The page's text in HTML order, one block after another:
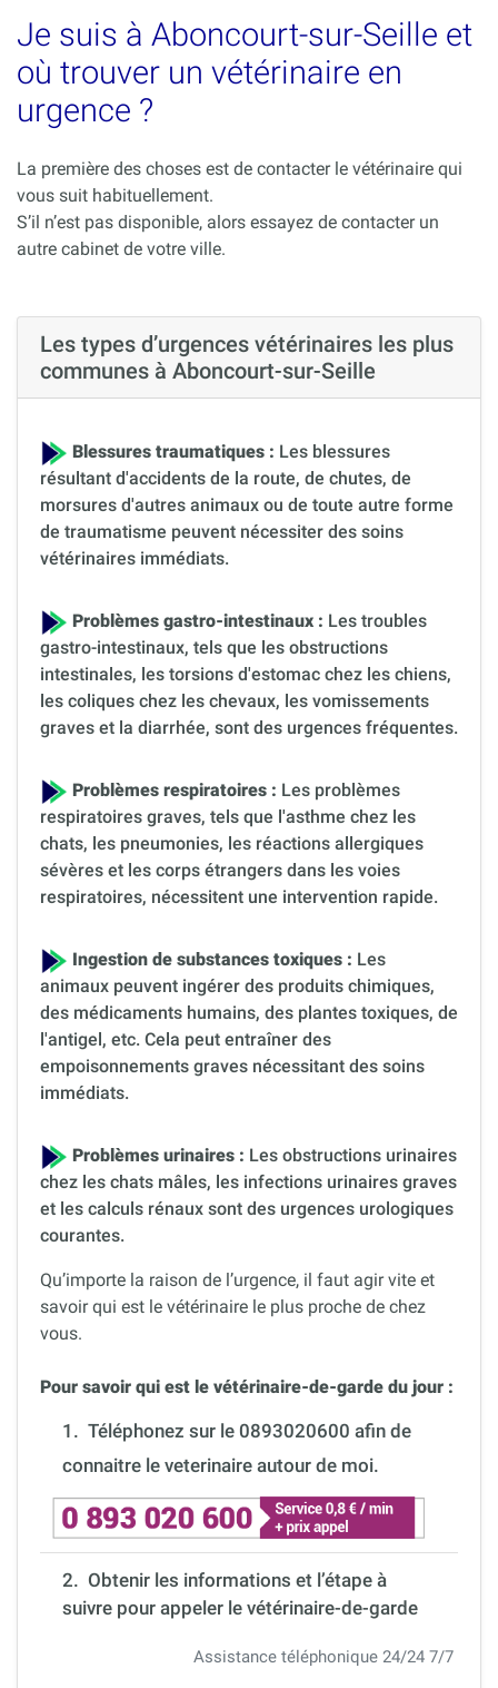
Je suis à Aboncourt-sur-Seille et
où trouver un vétérinaire en
urgence ?
La première des choses est de contacter le vétérinaire qui
vous suit habituellement.
S’il n’est pas disponible, alors essayez de contacter un
autre cabinet de votre ville.
Les types d’urgences vétérinaires les plus
communes à Aboncourt-sur-Seille
Blessures traumatiques : Les blessures
résultant d'accidents de la route, de chutes, de
morsures d'autres animaux ou de toute autre forme
de traumatisme peuvent nécessiter des soins
vétérinaires immédiats.
Problèmes gastro-intestinaux : Les troubles
gastro-intestinaux, tels que les obstructions
intestinales, les torsions d'estomac chez les chiens,
les coliques chez les chevaux, les vomissements
graves et la diarrhée, sont des urgences fréquentes.
Problèmes respiratoires : Les problèmes
respiratoires graves, tels que l'asthme chez les
chats, les pneumonies, les réactions allergiques
sévères et les corps étrangers dans les voies
respiratoires, nécessitent une intervention rapide.
Ingestion de substances toxiques : Les
animaux peuvent ingérer des produits chimiques,
des médicaments humains, des plantes toxiques, de
l'antigel, etc. Cela peut entraîner des
empoisonnements graves nécessitant des soins
immédiats.
Problèmes urinaires : Les obstructions urinaires
chez les chats mâles, les infections urinaires graves
et les calculs rénaux sont des urgences urologiques
courantes.
Qu’importe la raison de l’urgence, il faut agir vite et
savoir qui est le vétérinaire le plus proche de chez
vous.
Pour savoir qui est le vétérinaire-de-garde du jour :
1. Téléphonez sur le 0893020600 afin de
connaitre le veterinaire autour de moi.
2. Obtenir les informations et l’étape à
suivre pour appeler le vétérinaire-de-garde
Assistance téléphonique 24/24 7/7